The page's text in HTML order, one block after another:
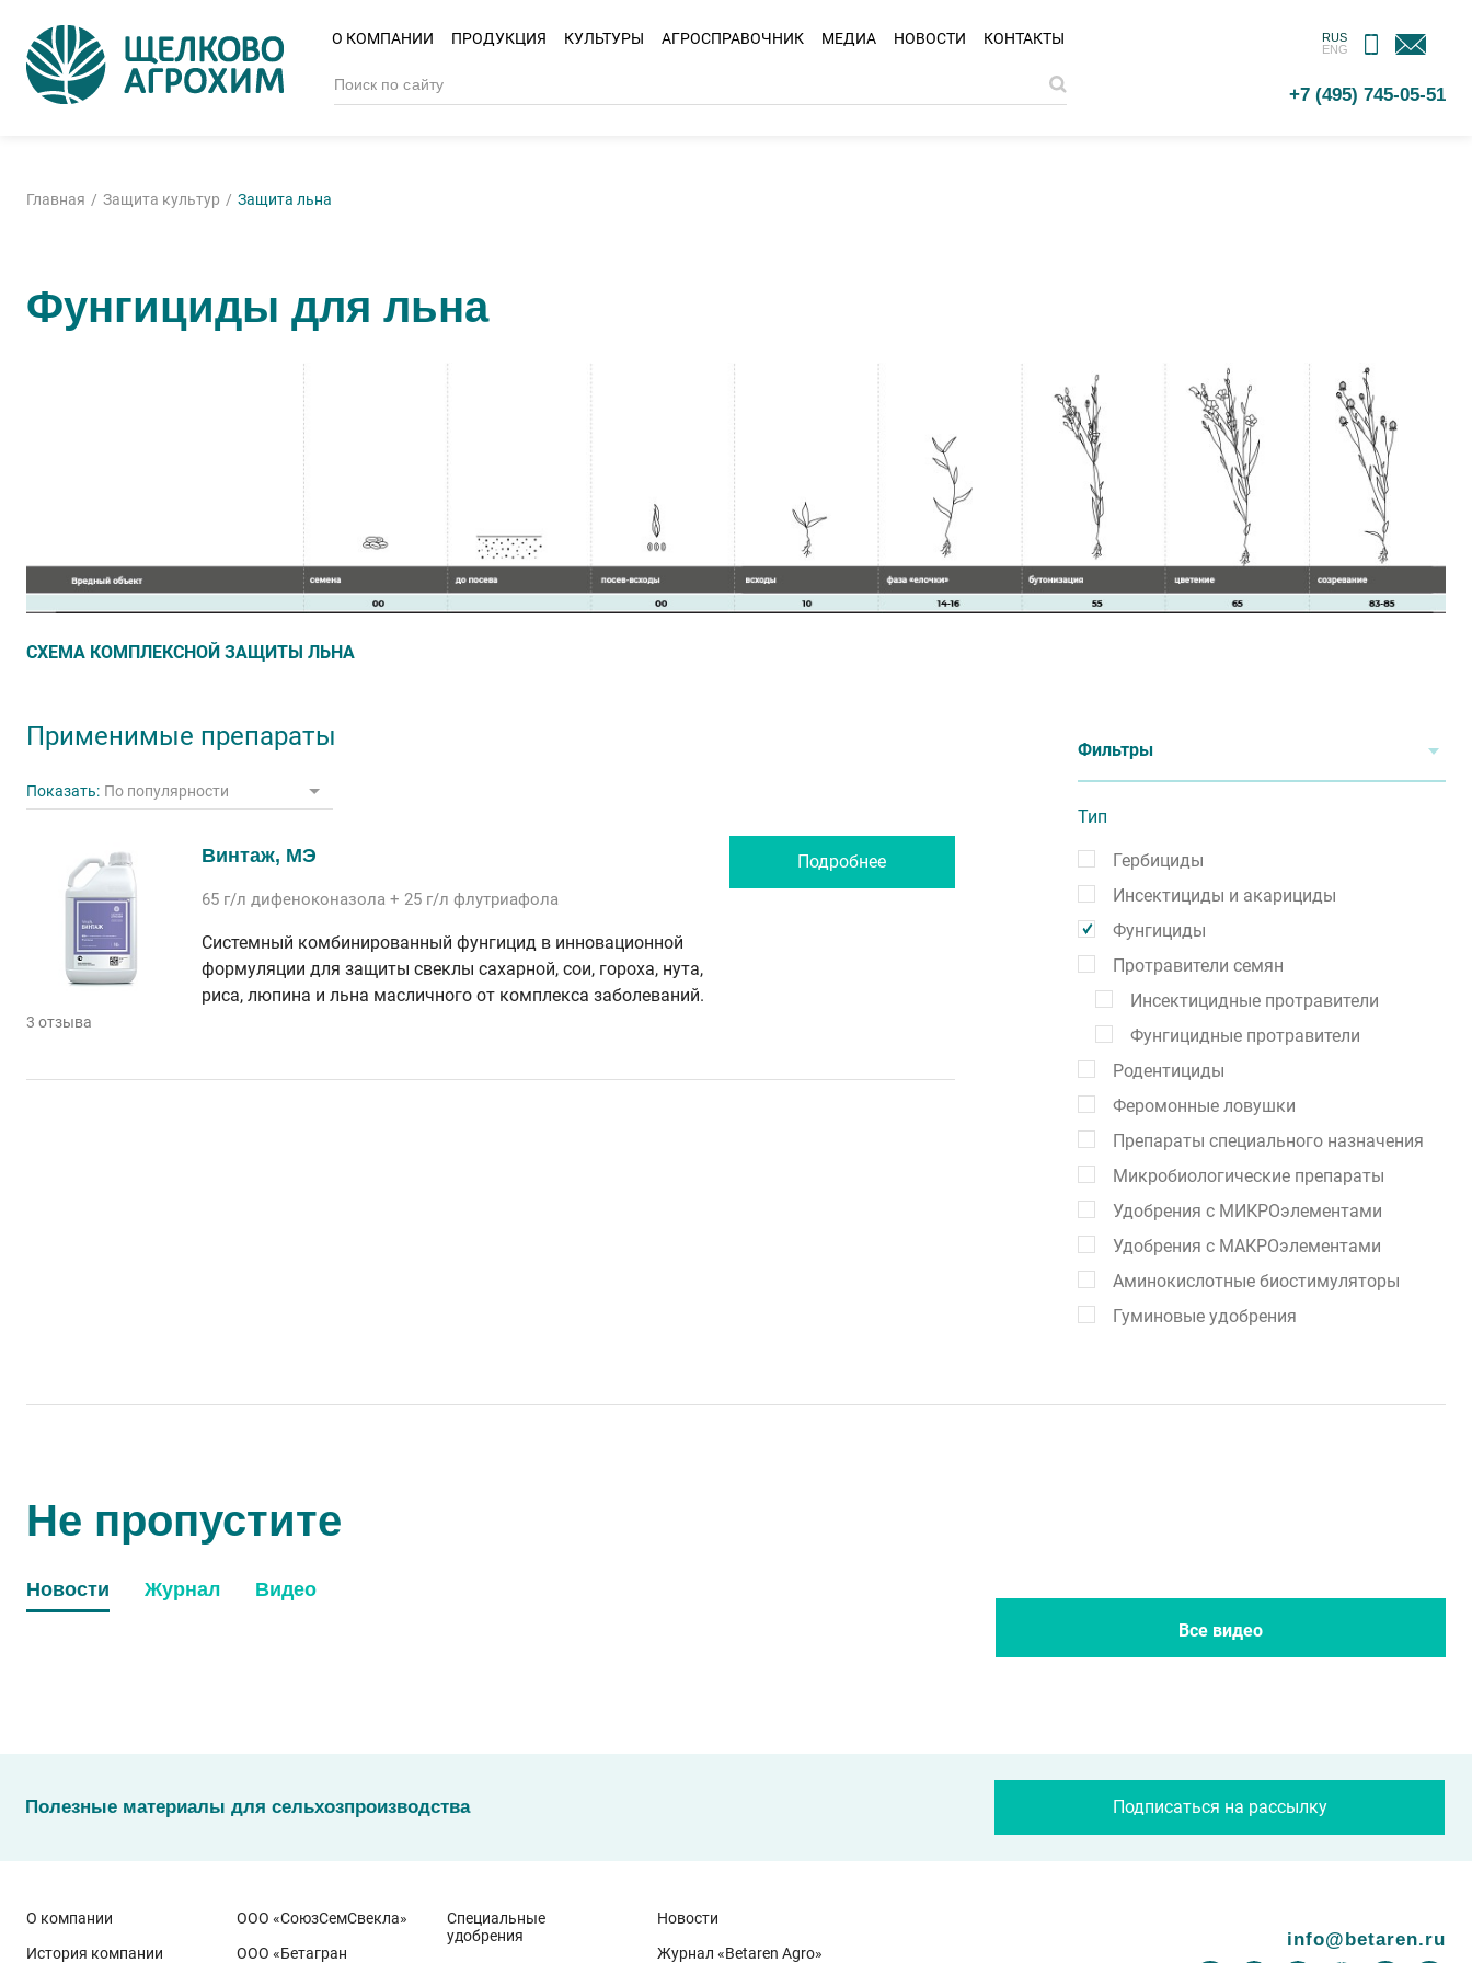
О КОМПАНИИ ПРОДУКЦИЯ КУЛЬТУРЫ АГРОСПРАВОЧНИК МЕДИА НОВОСТИ КОНТАКТЫ
RUS
ENG
МОБИЛЬНОЕ
ПРИЛОЖЕНИЕ
ОБРАТНАЯ
СВЯЗЬ
+7 (495) 745-05-51
Главная Защита культур Защита льна
Фунгициды для льна
СХЕМА КОМПЛЕКСНОЙ ЗАЩИТЫ ЛЬНА
Применимые препараты
Показать: По популярности
3 отзыва
Винтаж, МЭ
65 г/л дифеноконазола + 25 г/л флутриафола
Системный комбинированный фунгицид в инновационной
формуляции для защиты свеклы сахарной, сои, гороха, нута,
риса, люпина и льна масличного от комплекса заболеваний.
Подробнее
Фильтры
Тип
Гербициды
Инсектициды и акарициды
Фунгициды
Протравители семян
Инсектицидные протравители
Фунгицидные протравители
Родентициды
Феромонные ловушки
Препараты специального назначения
Микробиологические препараты
Удобрения с МИКРОэлементами
Удобрения с МАКРОэлементами
Аминокислотные биостимуляторы
Гуминовые удобрения
Не пропустите
Новости Журнал Видео
Все новости
Все журналы
Все видео
Полезные материалы для сельхозпроизводства Подписаться на рассылку
О компании
История компании
ООО «СоюзСемСвекла»
ООО «Бетагран
Специальные
удобрения
Новости
Журнал «Betaren Agro»
info@betaren.ru